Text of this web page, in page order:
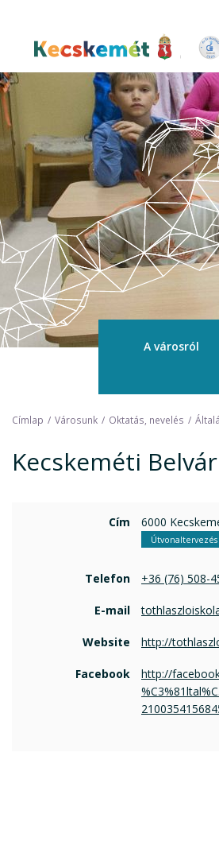
tartalomra
Kecskemét Város
A városról
Címlap Városunk Oktatás, nevelés
Kecskeméti
Cím 6000
Útvonaltervezés
Telefon +36 (76) 508-
E-mail
Website http://
Facebook
http://